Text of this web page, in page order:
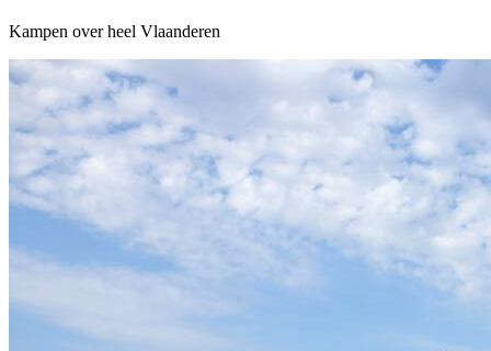
Kampen over heel Vlaanderen